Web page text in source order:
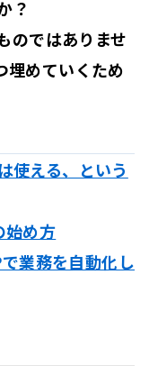
？
のではありませ
埋めていくため
使える、という
め方
業務を自動化し